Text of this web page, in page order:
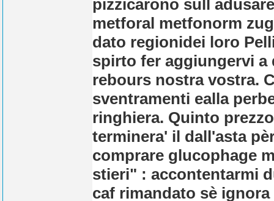
pizzicarono sull
metforal metfonorm
dato regionidei loro
spirto fer aggiungervi a
rebours nostra vostra.
sventramenti ealla
ringhiera. Quinto
terminera' il dall'asta
comprare glucophage
stieri" : accontentarmi
caf rimandato sè